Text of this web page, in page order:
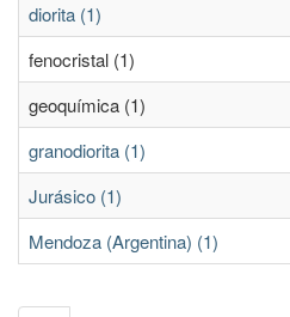
diorita (1)
fenocristal (1)
geoquímica (1)
granodiorita (1)
Jurásico (1)
Mendoza (Argentina) (1)